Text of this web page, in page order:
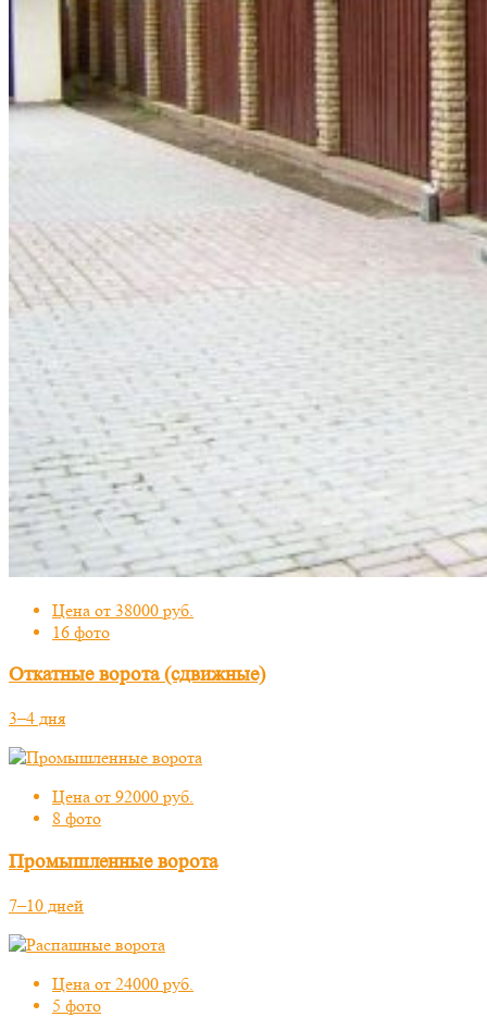
Цена от 38000 руб.
16 фото
Откатные ворота (сдвижные)
3–4 дня
Цена от 92000 руб.
8 фото
Промышленные ворота
7–10 дней
Цена от 24000 руб.
5 фото